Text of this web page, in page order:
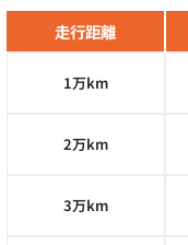
走行距離
1万km
2万km
3万km